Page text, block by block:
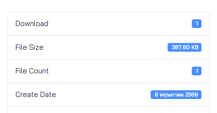
Download 1
File Size 387.60 KB
File Count 1
Create Date 6 พฤษภาคม 2569